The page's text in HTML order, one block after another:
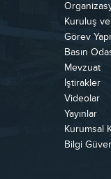
Kuruluş
Görev
Basın
Mevzuat
İştirakler
Videolar
Yayınlar
Kurumsal
Bilgi